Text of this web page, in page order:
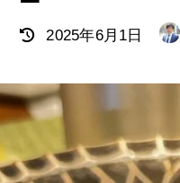
最
更
新
時
2025年6月1日